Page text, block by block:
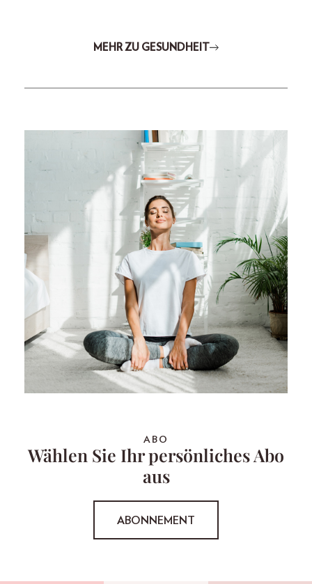
MEHR ZU GESUNDHEIT
ABO
Wählen Sie Ihr persönliches Abo
aus
ABONNEMENT